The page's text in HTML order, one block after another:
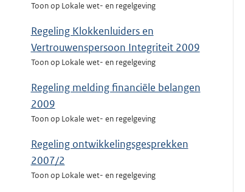
Toon op Lokale wet- en regelgeving
Regeling Klokkenluiders en
Vertrouwenspersoon Integriteit 2009
Toon op Lokale wet- en regelgeving
Regeling melding financiële belangen
2009
Toon op Lokale wet- en regelgeving
Regeling ontwikkelingsgesprekken
2007/2
Toon op Lokale wet- en regelgeving